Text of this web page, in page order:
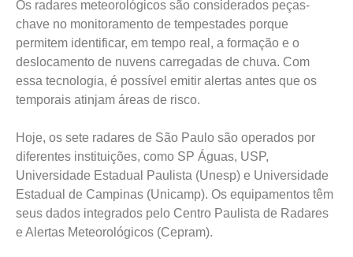
Os radares meteorológicos são considerados peças-
chave no monitoramento de tempestades porque
permitem identificar, em tempo real, a formação e o
deslocamento de nuvens carregadas de chuva. Com
essa tecnologia, é possível emitir alertas antes que os
temporais atinjam áreas de risco.
Hoje, os sete radares de São Paulo são operados por
diferentes instituições, como SP Águas, USP,
Universidade Estadual Paulista (Unesp) e Universidade
Estadual de Campinas (Unicamp). Os equipamentos têm
seus dados integrados pelo Centro Paulista de Radares
e Alertas Meteorológicos (Cepram).